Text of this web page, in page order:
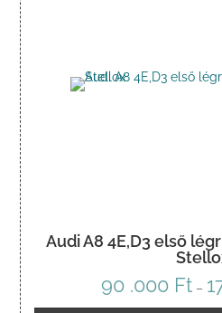
Audi A8 4E,D3 első
90 .000 Ft –